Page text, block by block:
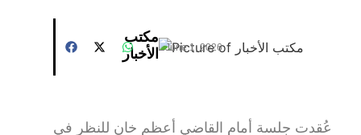
مكتب
الأخبار
June 1, 2026
عُقدت جلسة أمام القاضي أعظم خان للنظر في